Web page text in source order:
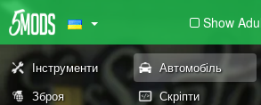
Show
Інструменти Автомобіль
Зброя
Скріпти